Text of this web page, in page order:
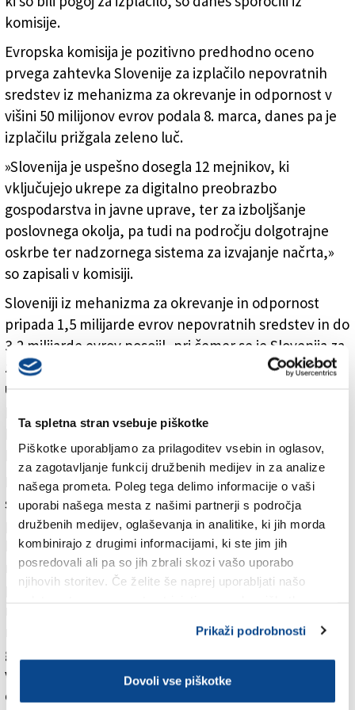
Ta spletna stran vsebuje piškotke
Piškotke uporabljamo za prilagoditev vsebin in oglasov,
za zagotavljanje funkcij družbenih medijev in za analize
našega prometa. Poleg tega delimo informacije o vaši
uporabi našega mesta z našimi partnerji s področja
družbenih medijev, oglaševanja in analitike, ki jih morda
kombinirajo z drugimi informacijami, ki ste jim jih
posredovali ali pa so jih zbrali skozi vašo uporabo
njihovih storitev. Če želite še naprej uporabljati našo
Prikaži podrobnosti
Dovoli vse piškotke
komisije.
Evropska komisija je pozitivno predhodno oceno
prvega zahtevka Slovenije za izplačilo nepovratnih
sredstev iz mehanizma za okrevanje in odpornost v
višini 50 milijonov evrov podala 8. marca, danes pa je
izplačilu prižgala zeleno luč.
»Slovenija je uspešno dosegla 12 mejnikov, ki
vključujejo ukrepe za digitalno preobrazbo
gospodarstva in javne uprave, ter za izboljšanje
poslovnega okolja, pa tudi na področju dolgotrajne
oskrbe ter nadzornega sistema za izvajanje načrta,»
so zapisali v komisiji.
Sloveniji iz mehanizma za okrevanje in odpornost
pripada 1,5 milijarde evrov nepovratnih sredstev in do
3,2 milijarde evrov posojil, pri čemer se je Slovenija za
zdaj odločila, da bo ob nepovratnih sredstvih
uporabila za 705 milijonov evrov posojil. Do zdaj je
plačilo in 231 milijonov evrov predfinanciranja, ki ga je
prejela septembra 2021.
Ministrstvo za finance je medtem pripravilo izhodiščni
seznam naložb, ki bodo ali izločene iz
posodobljenega načrta za okrevanje in odpornost ali
bo njihovo financiranje z nepovratnimi sredstvi v
načrtu zmanjšano. Slovenija mora namreč načrt
prilagoditi med drugim zaradi zmanjšanja predvidenih
milijarde evrov (zaradi ugodnejših gospodarskih
gibanj v letih 2020 in 2021 od prvotnih ocen) ter
vključitve ciljev načrta REPowerEU za zmanjšanje
odvisnosti od ruskih energentov.